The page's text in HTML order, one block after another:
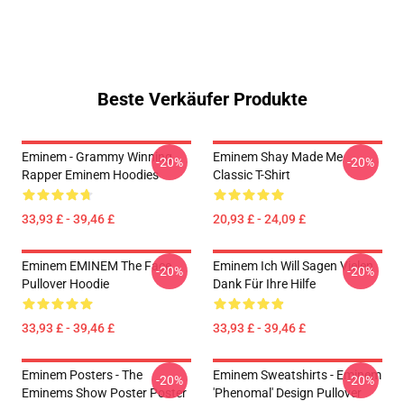
Beste Verkäufer Produkte
Eminem - Grammy Winning
Rapper Eminem Hoodies
33,93 £ - 39,46 £
-20%
Eminem Shay Made Me
Classic T-Shirt
20,93 £ - 24,09 £
-20%
Eminem EMINEM The Face
Pullover Hoodie
33,93 £ - 39,46 £
-20%
Eminem Ich Will Sagen Vielen
Dank Für Ihre Hilfe
33,93 £ - 39,46 £
-20%
Eminem Posters - The
Eminems Show Poster Poster
-20%
Eminem Sweatshirts - Eminem
'Phenomal' Design Pullover
-20%